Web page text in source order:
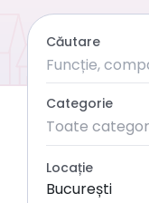
Căutare
Categorie
Toate
Locație
București